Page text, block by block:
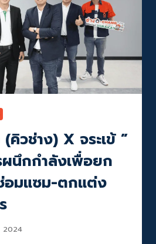
คิวช่าง) X จระเข้ ”
นึกกำลังเพื่อยก
อมแซม-ตกแต่ง
2024